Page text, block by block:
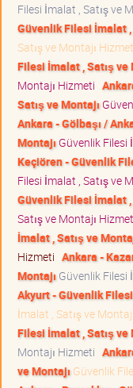
Filesi İmalat , Satış ve
Güvenlik Filesi İmalat ,
Satış ve Montajı
Filesi İmalat , Satış ve
Montajı Hizmeti
Satış ve Montajı
Ankara - Gölbaşı /
Montajı Güvenlik Filesi
Keçiören - Güvenlik
Filesi İmalat , Satış ve
Güvenlik Filesi İmalat ,
Satış ve Montajı
İmalat , Satış ve
Hizmeti Ankara -
Montajı Güvenlik Filesi
Akyurt - Güvenlik
İmalat , Satış ve
Filesi İmalat , Satış ve
Montajı Hizmeti
ve Montajı Güvenlik